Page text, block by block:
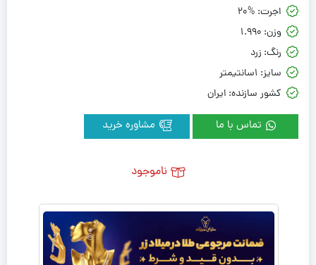
اجرت: 20%
وزن: 1.990
رنگ: زرد
سایز: 1سانتیمتر
کشور سازنده: ایران
تماس با ما
ناموجود